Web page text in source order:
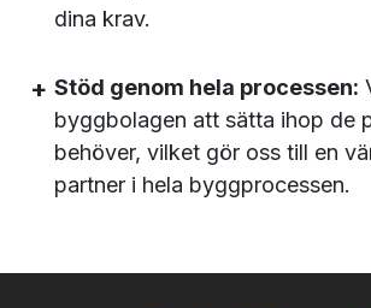
dina krav.
Stöd genom hela processen:
byggbolagen att sätta ihop de
behöver, vilket gör oss till en
partner i hela byggprocessen.